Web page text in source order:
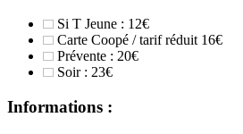
Si T Jeune : 12€
Carte Coopé / tarif réduit 16€
Prévente : 20€
Soir : 23€
Informations :